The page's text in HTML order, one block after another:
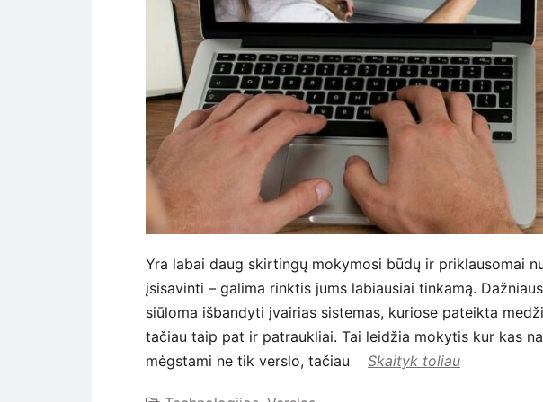
Yra labai daug skirtingų mokymosi būdų ir priklausomai
įsisavinti – galima rinktis jums labiausiai tinkamą.
siūloma išbandyti įvairias sistemas, kuriose pateikta
tačiau taip pat ir patraukliai. Tai leidžia mokytis kur kas
mėgstami ne tik verslo, tačiau
Skaityk toliau